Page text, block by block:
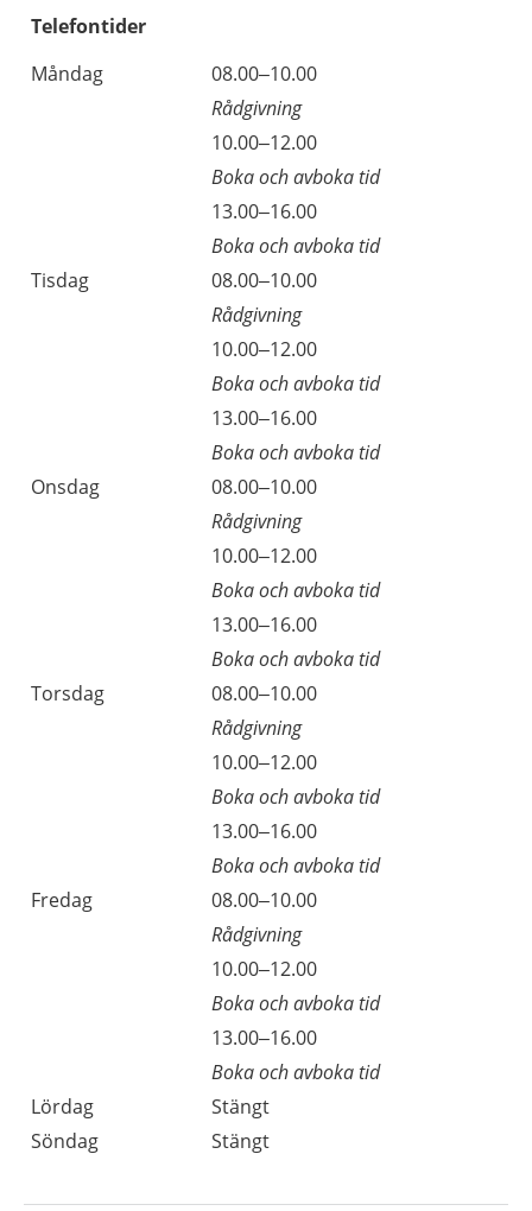
Telefontider
Måndag
08.00–10.00
Rådgivning
10.00–12.00
Boka och avboka tid
13.00–16.00
Boka och avboka tid
Tisdag
08.00–10.00
Rådgivning
10.00–12.00
Boka och avboka tid
13.00–16.00
Boka och avboka tid
Onsdag
08.00–10.00
Rådgivning
10.00–12.00
Boka och avboka tid
13.00–16.00
Boka och avboka tid
Torsdag
08.00–10.00
Rådgivning
10.00–12.00
Boka och avboka tid
13.00–16.00
Boka och avboka tid
Fredag
08.00–10.00
Rådgivning
10.00–12.00
Boka och avboka tid
13.00–16.00
Boka och avboka tid
Lördag
Stängt
Söndag
Stängt